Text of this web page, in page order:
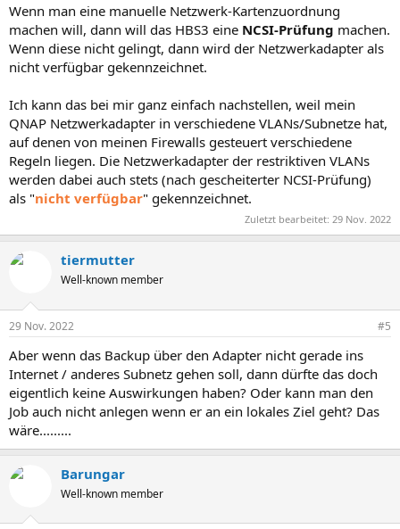
Wenn man eine manuelle Netzwerk-Kartenzuordnung
machen will, dann will das HBS3 eine NCSI-Prüfung machen.
Wenn diese nicht gelingt, dann wird der Netzwerkadapter als
nicht verfügbar gekennzeichnet.
Ich kann das bei mir ganz einfach nachstellen, weil mein
QNAP Netzwerkadapter in verschiedene VLANs/Subnetze hat,
auf denen von meinen Firewalls gesteuert verschiedene
Regeln liegen. Die Netzwerkadapter der restriktiven VLANs
werden dabei auch stets (nach gescheiterter NCSI-Prüfung)
als "nicht verfügbar" gekennzeichnet.
Zuletzt bearbeitet: 29 Nov. 2022
tiermutter
Well-known member
29 Nov. 2022 #5
Aber wenn das Backup über den Adapter nicht gerade ins
Internet / anderes Subnetz gehen soll, dann dürfte das doch
eigentlich keine Auswirkungen haben? Oder kann man den
Job auch nicht anlegen wenn er an ein lokales Ziel geht? Das
wäre.........
Barungar
Well-known member